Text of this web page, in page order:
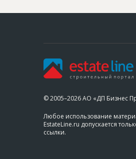
© 2005–2026 АО «ДП Бизнес
Любое использование
EstateLine.ru допускается
ссылки.